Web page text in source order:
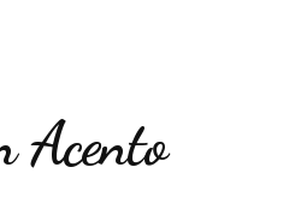
Acento